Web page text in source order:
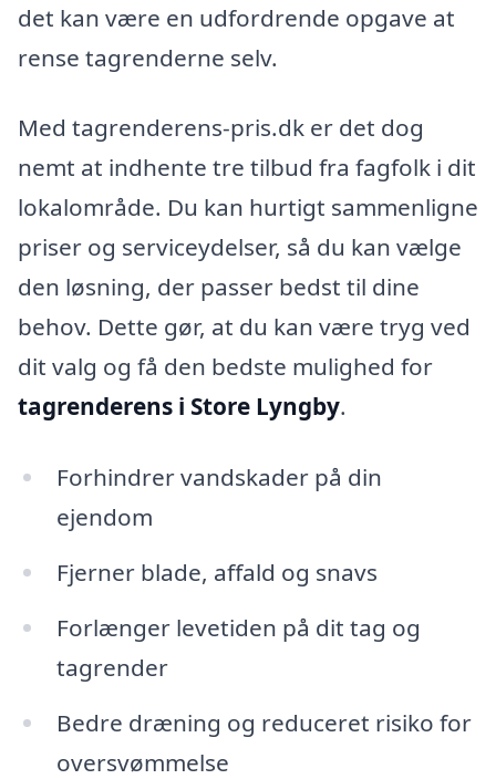
det kan være en udfordrende opgave at
rense tagrenderne selv.
Med tagrenderens-pris.dk er det dog
nemt at indhente tre tilbud fra fagfolk i dit
lokalområde. Du kan hurtigt sammenligne
priser og serviceydelser, så du kan vælge
den løsning, der passer bedst til dine
behov. Dette gør, at du kan være tryg ved
dit valg og få den bedste mulighed for
tagrenderens i Store Lyngby.
Forhindrer vandskader på din
ejendom
Fjerner blade, affald og snavs
Forlænger levetiden på dit tag og
tagrender
Bedre dræning og reduceret risiko for
oversvømmelse